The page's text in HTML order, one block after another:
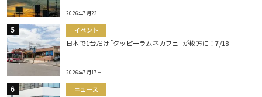
2026年7月23日
イベント
日本で1台だけ｢クッピーラムネカフェ｣が枚方に！7/18
2026年7月17日
ニュース